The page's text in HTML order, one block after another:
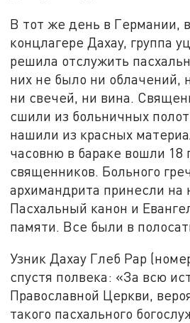
В тот же день в Германии,
концлагере Дахау, группа
решила отслужить
них не было ни облачений,
ни свечей, ни вина.
сшили из больничных
нашили из красных
часовню в бараке вошли 18
священников. Больного
архимандрита принесли на
Пасхальный канон и
памяти. Все были в
Узник Дахау Глеб Рар
спустя полвека: «За всю
Православной Церкви,
такого пасхального